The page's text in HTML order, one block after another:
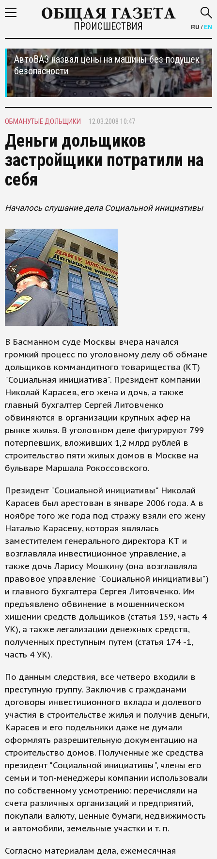
ПРОИСШЕСТВИЯ RU /EN
АвтоВАЗ назвал цены на машины без подушек
безопасности
ОБМАНУТЫЕ ДОЛЬЩИКИ 12.03.2008 10:47
Деньги дольщиков
застройщики потратили на
себя
Началось слушание дела Социальной инициативы
В Басманном суде Москвы вчера начался
громкий процесс по уголовному делу об обмане
дольщиков коммандитного товарищества (КТ)
"Социальная инициатива". Президент компании
Николай Карасев, его жена и дочь, а также
главный бухгалтер Сергей Литовченко
обвиняются в организации крупных афер на
рынке жилья. В уголовном деле фигурируют 799
потерпевших, вложивших 1,2 млрд рублей в
строительство пяти жилых домов в Москве на
бульваре Маршала Рокоссовского.
Президент "Социальной инициативы" Николай
Карасев был арестован в январе 2006 года. А в
ноябре того же года под стражу взяли его жену
Наталью Карасеву, которая являлась
заместителем генерального директора КТ и
возглавляла инвестиционное управление, а
также дочь Ларису Мошкину (она возглавляла
правовое управление "Социальной инициативы")
и главного бухгалтера Сергея Литовченко. Им
предъявлено обвинение в мошенническом
хищении средств дольщиков (статья 159, часть 4
УК), а также легализации денежных средств,
полученных преступным путем (статья 174 -1,
часть 4 УК).
По данным следствия, все четверо входили в
преступную группу. Заключив с гражданами
договоры инвестиционного вклада и долевого
участия в строительстве жилья и получив деньги,
Карасев и его подельники даже не думали
оформлять разрешительную документацию на
строительство домов. Полученные же средства
президент "Социальной инициативы", члены его
семьи и топ-менеджеры компании использовали
по собственному усмотрению: перечисляли на
счета различных организаций и предприятий,
покупали валюту, ценные бумаги, недвижимость
и автомобили, земельные участки и т. п.
Согласно материалам дела, ежемесячная